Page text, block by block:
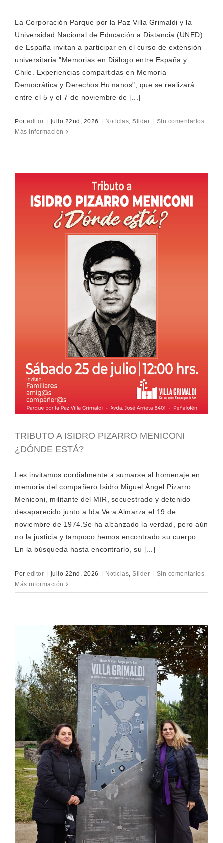
La Corporación Parque por la Paz Villa Grimaldi y la
Universidad Nacional de Educación a Distancia (UNED)
de España invitan a participar en el curso de extensión
universitaria "Memorias en Diálogo entre España y
Chile. Experiencias compartidas en Memoria
Democrática y Derechos Humanos", que se realizará
entre el 5 y el 7 de noviembre de [...]
Por editor julio 22nd, 2026 Noticias, Slider
Sin comentarios
Más información
TRIBUTO A ISIDRO PIZARRO MENICONI
¿DÓNDE ESTÁ?
Les invitamos cordialmente a sumarse al homenaje en
memoria del compañero Isidro Miguel Ángel Pizarro
Meniconi, militante del MIR, secuestrado y detenido
desaparecido junto a Ida Vera Almarza el 19 de
noviembre de 1974.Se ha alcanzado la verdad, pero aún
no la justicia y tampoco hemos encontrado su cuerpo.
En la búsqueda hasta encontrarlo, su [...]
Por editor julio 22nd, 2026 Noticias, Slider
Sin comentarios
Más información